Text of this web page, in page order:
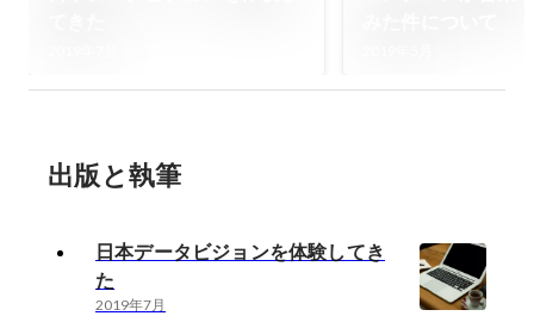
出版と執筆
日本データビジョンを体験してき
た
2019年7月